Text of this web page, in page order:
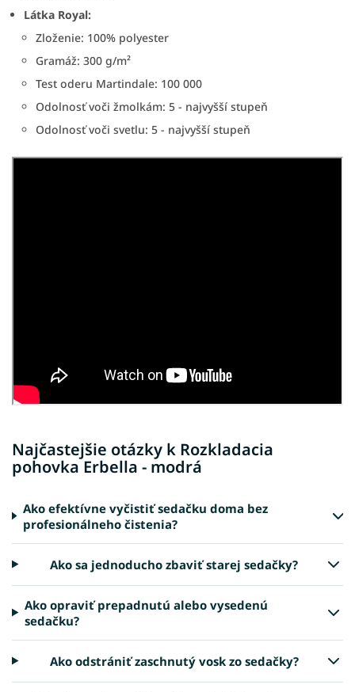
Látka Royal:
Zloženie: 100% polyester
Gramáž: 300 g/m²
Test oderu Martindale: 100 000
Odolnosť voči žmolkám: 5 - najvyšší stupeň
Odolnosť voči svetlu: 5 - najvyšší stupeň
Najčastejšie otázky k Rozkladacia
pohovka Erbella - modrá
Ako efektívne vyčistiť sedačku doma bez
profesionálneho čistenia?
Ako sa jednoducho zbaviť starej sedačky?
Ako opraviť prepadnutú alebo vysedenú
sedačku?
Ako odstrániť zaschnutý vosk zo sedačky?